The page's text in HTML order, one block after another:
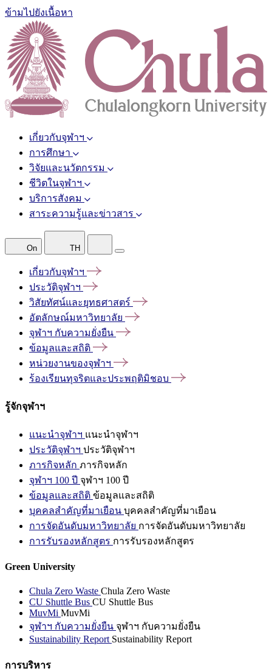
ข้ามไปยังเนื้อหา
เกี่ยวกับจุฬาฯ
การศึกษา
วิจัยและนวัตกรรม
ชีวิตในจุฬาฯ
บริการสังคม
สาระความรู้และข่าวสาร
On TH
เกี่ยวกับจุฬาฯ
ประวัติจุฬาฯ
วิสัยทัศน์และยุทธศาสตร์
อัตลักษณ์มหาวิทยาลัย
จุฬาฯ กับความยั่งยืน
ข้อมูลและสถิติ
หน่วยงานของจุฬาฯ
ร้องเรียนทุจริตและประพฤติมิชอบ
รู้จักจุฬาฯ
แนะนำจุฬาฯ แนะนำจุฬาฯ
ประวัติจุฬาฯ ประวัติจุฬาฯ
ภารกิจหลัก ภารกิจหลัก
จุฬาฯ 100 ปี จุฬาฯ 100 ปี
ข้อมูลและสถิติ ข้อมูลและสถิติ
บุคคลสำคัญที่มาเยือน บุคคลสำคัญที่มาเยือน
การจัดอันดับมหาวิทยาลัย การจัดอันดับมหาวิทยาลัย
การรับรองหลักสูตร การรับรองหลักสูตร
Green University
Chula Zero Waste Chula Zero Waste
CU Shuttle Bus CU Shuttle Bus
MuvMi MuvMi
จุฬาฯ กับความยั่งยืน จุฬาฯ กับความยั่งยืน
Sustainability Report Sustainability Report
การบริหาร